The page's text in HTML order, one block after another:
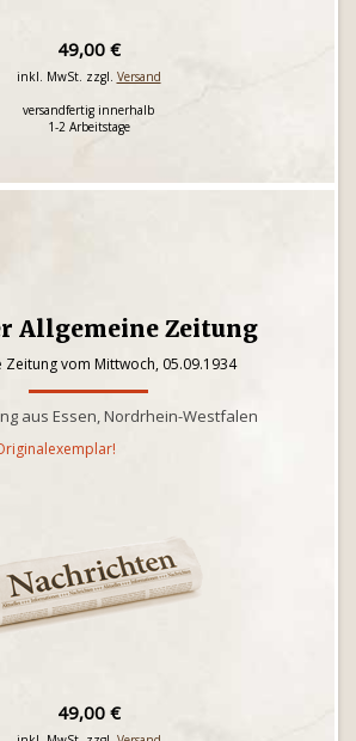
49,00 €
inkl. MwSt. zzgl. Versand
versandfertig innerhalb
1-2 Arbeitstage
Allgemeine Zeitung
Zeitung vom Mittwoch, 05.09.1934
aus Essen, Nordrhein-Westfalen
49,00 €